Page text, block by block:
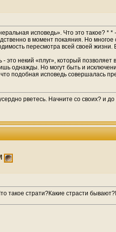
исповедь». Что это такое? *
в момент покаяния. Но
пересмотра всей своей
это некий «плуг», который
однажды. Но могут быть и
что подобная исповедь совершалась
рветесь. Начните со своих? и
такое страти?Какие страсти